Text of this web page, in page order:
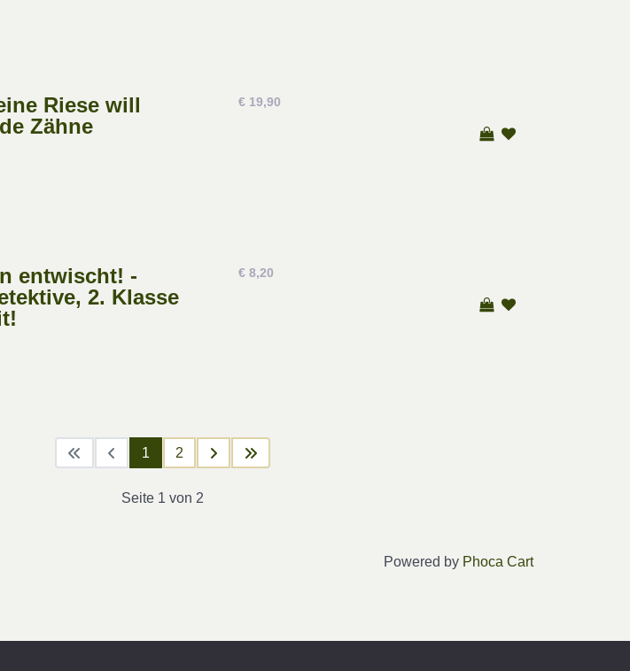
Riese will
Zähne
€ 19,90
entwischt! -
2. Klasse
€ 8,20
1 2
Seite 1 von 2
Powered by Phoca Cart